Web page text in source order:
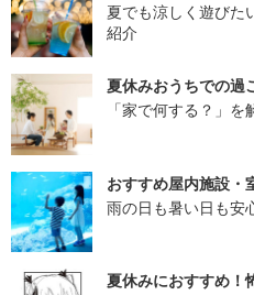
夏でも涼しく遊びた
紹介
夏休みおうちでの過
「家で何する？」
おすすめ屋内施設・
雨の日も暑い日も安
夏休みにおすすめ！